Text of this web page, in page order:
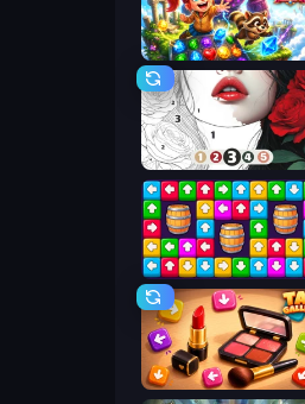
Diamant: Sky Stories Match 3
Numicolor
Tap Away Story
Tap Gallery